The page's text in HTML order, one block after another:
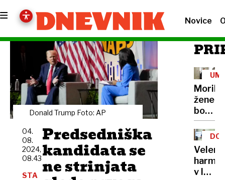
Novice
Donald Trump Foto: AP
Predsedniška
kandidata se
ne strinjata
04.
08.
2024,
08.43
STA
žene
bo
sedel
21
let
v lov